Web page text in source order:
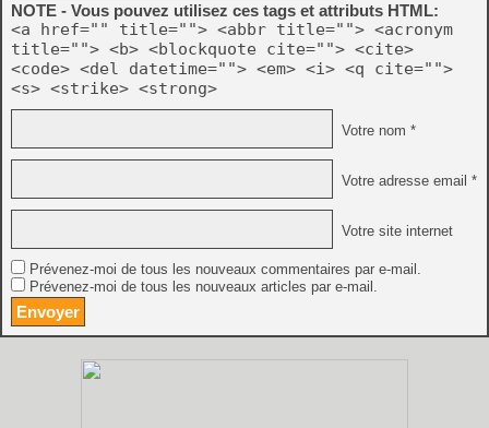
NOTE - Vous pouvez utilisez ces tags et attributs HTML:
<a href="" title=""> <abbr title=""> <acronym
title=""> <b> <blockquote cite=""> <cite>
<code> <del datetime=""> <em> <i> <q cite="">
<s> <strike> <strong>
Votre nom *
Votre adresse email *
Votre site internet
Prévenez-moi de tous les nouveaux commentaires par e-mail.
Prévenez-moi de tous les nouveaux articles par e-mail.